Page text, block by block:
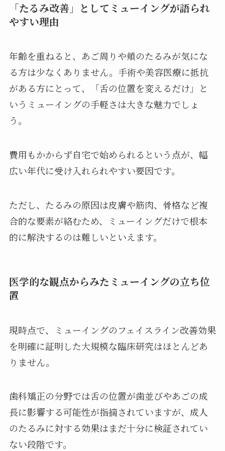
「たるみ改善」としてミューイングが語られ
やすい理由
年齢を重ねると、あご周りや頬のたるみが気にな
る方は少なくありません。手術や美容医療に抵抗
がある方にとって、「舌の位置を変えるだけ」と
いうミューイングの手軽さは大きな魅力でしょ
う。
費用もかからず自宅で始められるという点が、幅
広い年代に受け入れられやすい要因です。
ただし、たるみの原因は皮膚や筋肉、骨格など複
合的な要素が絡むため、ミューイングだけで根本
的に解決するのは難しいといえます。
医学的な観点からみたミューイングの立ち位
置
現時点で、ミューイングのフェイスライン改善効果
を明確に証明した大規模な臨床研究はほとんどあ
りません。
歯科矯正の分野では舌の位置が歯並びやあごの成
長に影響する可能性が指摘されていますが、成人
のたるみに対する効果はまだ十分に検証されてい
ない段階です。